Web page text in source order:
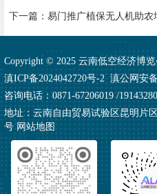
下一篇： 易门推广植保无人机助农
Copyright © 2025 云南低空经济博
滇ICP备2024042720号-2滇公网安备
咨询电话：0871-67206019 /
地址：云南自由贸易试验区昆明片
号网站地图